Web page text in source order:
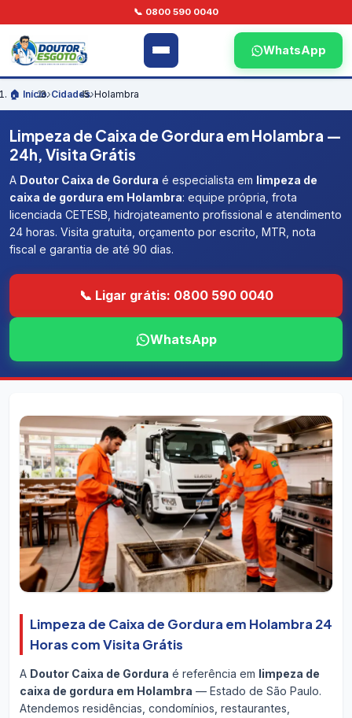
📞 0800 590 0040
WhatsApp
🏠 Início›Cidades›Holambra
Limpeza de Caixa de Gordura em Holambra —
24h, Visita Grátis
A Doutor Caixa de Gordura é especialista em limpeza de
caixa de gordura em Holambra: equipe própria, frota
licenciada CETESB, hidrojateamento profissional e atendimento
24 horas. Visita gratuita, orçamento por escrito, MTR, nota
fiscal e garantia de até 90 dias.
📞 Ligar grátis: 0800 590 0040
WhatsApp
Limpeza de Caixa de Gordura em Holambra 24
Horas com Visita Grátis
A Doutor Caixa de Gordura é referência em limpeza de
caixa de gordura em Holambra — Estado de São Paulo.
Atendemos residências, condomínios, restaurantes,